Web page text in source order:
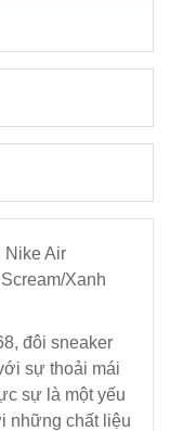
Nike Air
Xanh
đôi sneaker
sự thoải mái
sự là một yếu
những chất liệu